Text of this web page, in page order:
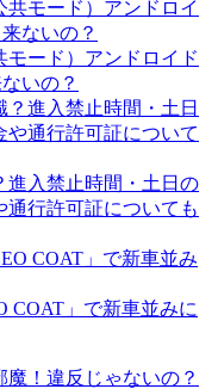
モード）アンドロイド
いの？
進入禁止時間・土日の
通行許可証についても
COAT」で新車並みに